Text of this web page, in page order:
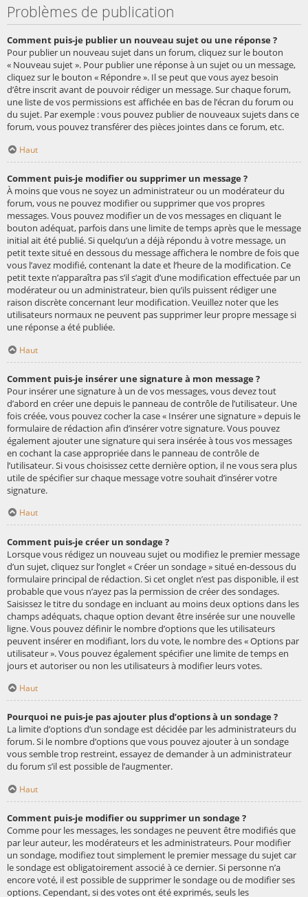
Problèmes de publication
Comment puis-je publier un nouveau sujet ou une réponse ?
Pour publier un nouveau sujet dans un forum, cliquez sur le bouton
« Nouveau sujet ». Pour publier une réponse à un sujet ou un message,
cliquez sur le bouton « Répondre ». Il se peut que vous ayez besoin
d’être inscrit avant de pouvoir rédiger un message. Sur chaque forum,
une liste de vos permissions est affichée en bas de l’écran du forum ou
du sujet. Par exemple : vous pouvez publier de nouveaux sujets dans ce
forum, vous pouvez transférer des pièces jointes dans ce forum, etc.
Haut
Comment puis-je modifier ou supprimer un message ?
À moins que vous ne soyez un administrateur ou un modérateur du
forum, vous ne pouvez modifier ou supprimer que vos propres
messages. Vous pouvez modifier un de vos messages en cliquant le
bouton adéquat, parfois dans une limite de temps après que le message
initial ait été publié. Si quelqu’un a déjà répondu à votre message, un
petit texte situé en dessous du message affichera le nombre de fois que
vous l’avez modifié, contenant la date et l’heure de la modification. Ce
petit texte n’apparaîtra pas s’il s’agit d’une modification effectuée par un
modérateur ou un administrateur, bien qu’ils puissent rédiger une
raison discrète concernant leur modification. Veuillez noter que les
utilisateurs normaux ne peuvent pas supprimer leur propre message si
une réponse a été publiée.
Haut
Comment puis-je insérer une signature à mon message ?
Pour insérer une signature à un de vos messages, vous devez tout
d’abord en créer une depuis le panneau de contrôle de l’utilisateur. Une
fois créée, vous pouvez cocher la case « Insérer une signature » depuis le
formulaire de rédaction afin d’insérer votre signature. Vous pouvez
également ajouter une signature qui sera insérée à tous vos messages
en cochant la case appropriée dans le panneau de contrôle de
l’utilisateur. Si vous choisissez cette dernière option, il ne vous sera plus
utile de spécifier sur chaque message votre souhait d’insérer votre
signature.
Haut
Comment puis-je créer un sondage ?
Lorsque vous rédigez un nouveau sujet ou modifiez le premier message
d’un sujet, cliquez sur l’onglet « Créer un sondage » situé en-dessous du
formulaire principal de rédaction. Si cet onglet n’est pas disponible, il est
probable que vous n’ayez pas la permission de créer des sondages.
Saisissez le titre du sondage en incluant au moins deux options dans les
champs adéquats, chaque option devant être insérée sur une nouvelle
ligne. Vous pouvez définir le nombre d’options que les utilisateurs
peuvent insérer en modifiant, lors du vote, le nombre des « Options par
utilisateur ». Vous pouvez également spécifier une limite de temps en
jours et autoriser ou non les utilisateurs à modifier leurs votes.
Haut
Pourquoi ne puis-je pas ajouter plus d’options à un sondage ?
La limite d’options d’un sondage est décidée par les administrateurs du
forum. Si le nombre d’options que vous pouvez ajouter à un sondage
vous semble trop restreint, essayez de demander à un administrateur
du forum s’il est possible de l’augmenter.
Haut
Comment puis-je modifier ou supprimer un sondage ?
Comme pour les messages, les sondages ne peuvent être modifiés que
par leur auteur, les modérateurs et les administrateurs. Pour modifier
un sondage, modifiez tout simplement le premier message du sujet car
le sondage est obligatoirement associé à ce dernier. Si personne n’a
encore voté, il est possible de supprimer le sondage ou de modifier ses
options. Cependant, si des votes ont été exprimés, seuls les